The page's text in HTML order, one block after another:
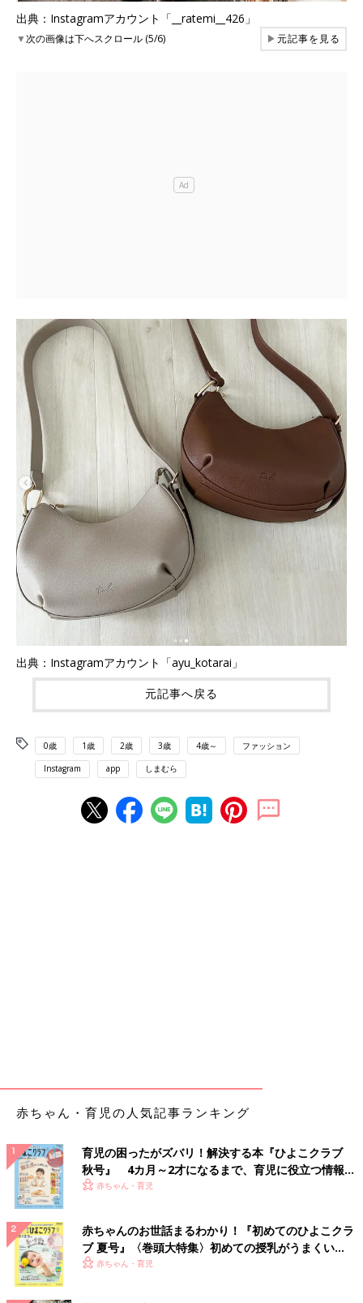
出典：Instagramアカウント「__ratemi__426」
▼次の画像は下へスクロール (5/6) ▶元記事を見る
出典：Instagramアカウント「ayu_kotarai」
元記事へ戻る
0歳 1歳 2歳 3歳 4歳～ ファッション
Instagram app しまむら
赤ちゃん・育児の人気記事ランキング
育児の困ったがズバリ！解決する本『ひよこクラブ
秋号』 4カ月～2才になるまで、育児に役立つ情報が
いっぱい！
赤ちゃん・育児
赤ちゃんのお世話まるわかり！『初めてのひよこクラ
ブ 夏号』〈巻頭大特集〉初めての授乳がうまくい
く！ おっぱい・ミルクの基本と夏のトラブル 解決テ
赤ちゃん・育児